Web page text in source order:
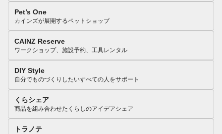
Pet’s One
カインズが展開するペットショップ
CAINZ Reserve
ワークショップ、施設予約、工具レンタル
DIY Style
自分でものづくりしたいすべての人をサポート
くらシェア
商品を組み合わせたくらしのアイデアシェア
トラノテ